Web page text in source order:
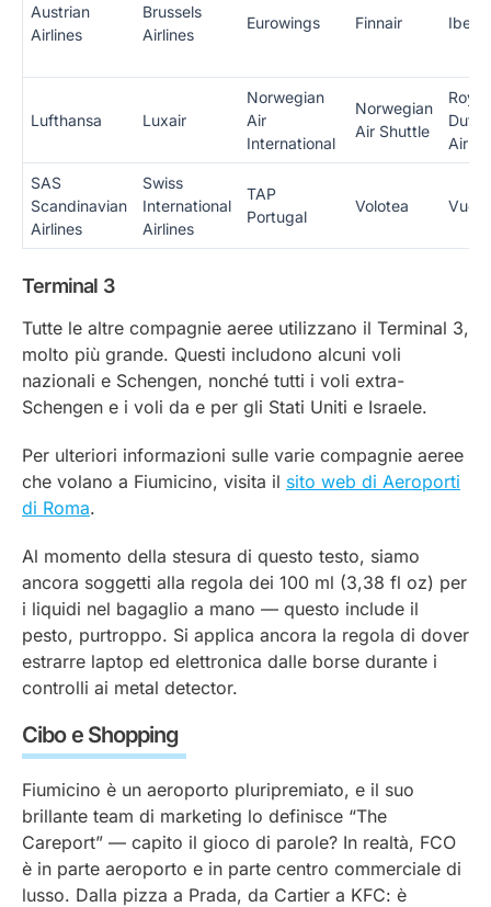
Austrian
Airlines
Brussels
Airlines
Eurowings Finnair Iberia
Lufthansa Luxair
Norwegian
Air
International
Norwegian
Air Shuttle
Royal
Dutch
SAS
Scandinavian
Airlines
Swiss
International
Airlines
TAP
Portugal
Volotea
Terminal 3
Tutte le altre compagnie aeree utilizzano il Terminal 3,
molto più grande. Questi includono alcuni voli
nazionali e Schengen, nonché tutti i voli extra-
Schengen e i voli da e per gli Stati Uniti e Israele.
Per ulteriori informazioni sulle varie compagnie aeree
che volano a Fiumicino, visita il sito web di Aeroporti
di Roma.
Al momento della stesura di questo testo, siamo
ancora soggetti alla regola dei 100 ml (3,38 fl oz) per
i liquidi nel bagaglio a mano — questo include il
pesto, purtroppo. Si applica ancora la regola di dover
estrarre laptop ed elettronica dalle borse durante i
controlli ai metal detector.
Cibo e Shopping
Fiumicino è un aeroporto pluripremiato, e il suo
brillante team di marketing lo definisce “The
Careport” — capito il gioco di parole? In realtà, FCO
è in parte aeroporto e in parte centro commerciale di
lusso. Dalla pizza a Prada, da Cartier a KFC: è